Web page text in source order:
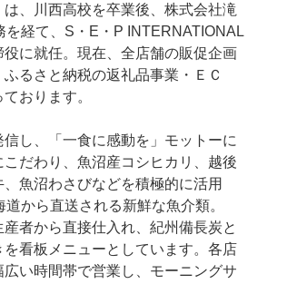
、川西高校を卒業後、株式会社滝
経て、S・E・P INTERNATIONAL
に就任。現在、全店舗の販促企画
るさと納税の返礼品事業・ＥＣ
おります。
し、「一食に感動を」モットーに
だわり、魚沼産コシヒカリ、越後
魚沼わさびなどを積極的に活用
から直送される新鮮な魚介類。
者から直接仕入れ、紀州備長炭と
看板メニューとしています。各店
い時間帯で営業し、モーニングサ